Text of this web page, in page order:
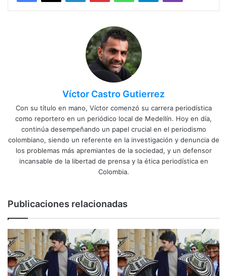
Víctor Castro Gutierrez
Con su título en mano, Víctor comenzó su carrera periodística
como reportero en un periódico local de Medellín. Hoy en día,
continúa desempeñando un papel crucial en el periodismo
colombiano, siendo un referente en la investigación y denuncia de
los problemas más apremiantes de la sociedad, y un defensor
incansable de la libertad de prensa y la ética periodística en
Colombia.
Publicaciones relacionadas